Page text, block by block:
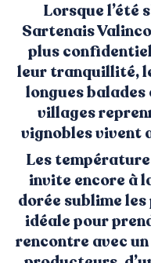
Lorsque l’été
Sartenais
plus
leur tranquillité,
longues
villages
vignobles vivent
Les
invite encore à
dorée sublime les
idéale pour
rencontre avec un